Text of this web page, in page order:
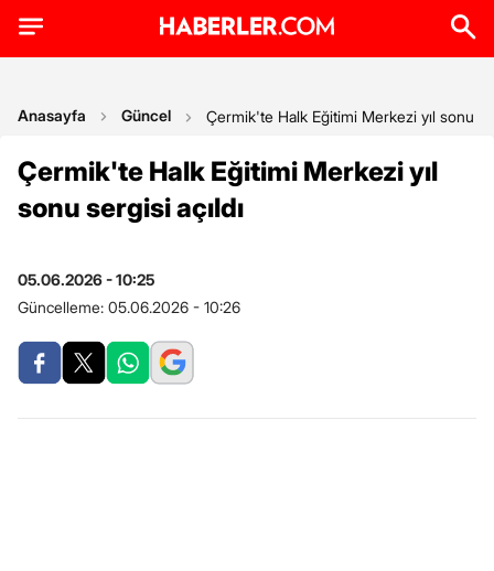
Anasayfa Güncel Çermik'te Halk Eğitimi Merkezi yıl sonu
Çermik'te Halk Eğitimi Merkezi yıl
sonu sergisi açıldı
05.06.2026 - 10:25
Güncelleme: 05.06.2026 - 10:26